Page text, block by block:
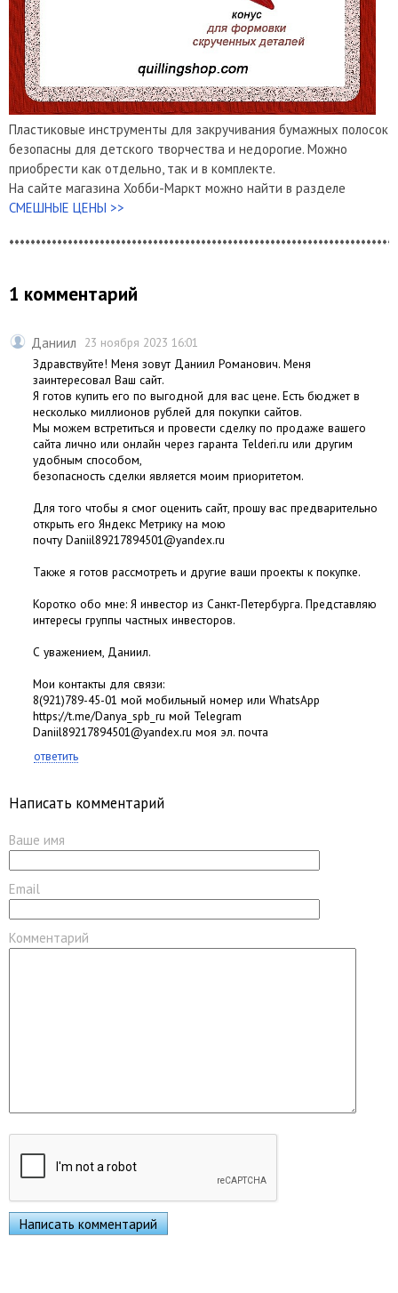
Пластиковые инструменты для закручивания бумажных полосок
безопасны для детского творчества и недорогие. Можно
приобрести как отдельно, так и в комплекте.
На сайте магазина Хобби-Маркт можно найти в разделе
СМЕШНЫЕ ЦЕНЫ >>
1 комментарий
Даниил
23 ноября 2023 16:01
Здравствуйте! Меня зовут Даниил Романович. Меня
заинтересовал Ваш сайт.
Я готов купить его по выгодной для вас цене. Есть бюджет в
несколько миллионов рублей для покупки сайтов.
Мы можем встретиться и провести сделку по продаже вашего
сайта лично или онлайн через гаранта Telderi.ru или другим
удобным способом,
безопасность сделки является моим приоритетом.
Для того чтобы я смог оценить сайт, прошу вас предварительно
открыть его Яндекс Метрику на мою
почту Daniil89217894501@yandex.ru
Также я готов рассмотреть и другие ваши проекты к покупке.
Коротко обо мне: Я инвестор из Санкт-Петербурга. Представляю
интересы группы частных инвесторов.
С уважением, Даниил.
Мои контакты для связи:
8(921)789-45-01 мой мобильный номер или WhatsApp
https://t.me/Danya_spb_ru мой Telegram
Daniil89217894501@yandex.ru моя эл. почта
ответить
Написать комментарий
Ваше имя
Email
Комментарий